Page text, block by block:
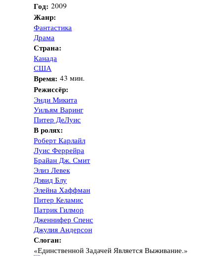
Год: 2009
Жанр:
Фантастика
Драма
Страна:
Канада
США
Время: 43 мин.
Режиссёр:
Энди Микита
Уильям Варинг
Питер ДеЛуис
В ролях:
Роберт Карлайл
Луис Феррейра
Брайан Дж. Смит
Элиз Левек
Дэвид Блу
Элейна Хаффман
Питер Келамис
Патрик Гилмор
Дженнифер Спенс
Джулия Андерсон
Слоган:
«Единственной Задачей Является Выживание.»